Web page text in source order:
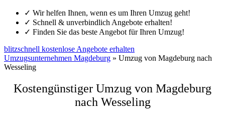
✓ Wir helfen Ihnen, wenn es um Ihren Umzug geht!
✓ Schnell & unverbindlich Angebote erhalten!
✓ Finden Sie das beste Angebot für Ihren Umzug!
blitzschnell kostenlose Angebote erhalten
Umzugsunternehmen Magdeburg » Umzug von Magdeburg nach
Wesseling
Kostengünstiger Umzug von Magdeburg
nach Wesseling